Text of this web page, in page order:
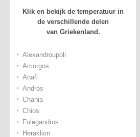
Klik en bekijk de temperatuur in
de verschillende delen
van Griekenland.
• Alexandroupoli
• Amorgos
• Anafi
• Andros
• Chania
• Chios
• Folegandros
• Heraklion